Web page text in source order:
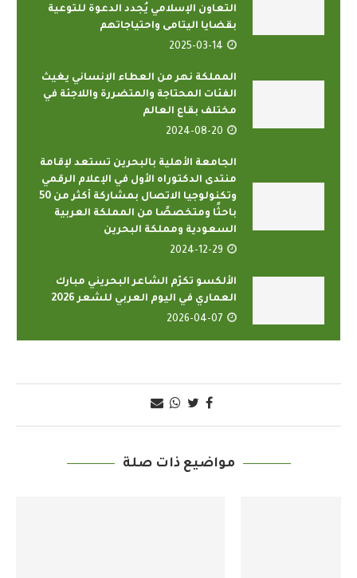
التعاون الإسلامي يُجدد الدعوة للتوعية
بقضايا اليتامى واحتياجاتهم
2025-03-14
المملكة نهر من العطاء الإنساني يغيث
الفئات المحتاجة والمتضررة واللاجئة في
مختلف بقاع العالم
2024-08-20
الجامعة الأهلية بالبحرين تستعد لإقامة
منتدى الدكتوراه الأول في الإعلام الرقمي
وتكنولوجيا الاتصال بمشاركة أكثر من 50
باحثًا ومتخصصًا من المملكة العربية
السعودية ومملكة البحرين
2024-12-29
الألكسو تكرّم الشاعر البحريني مبارك
العماري في اليوم العربي للشعر 2026
2026-04-07
مواضيع ذات صلة